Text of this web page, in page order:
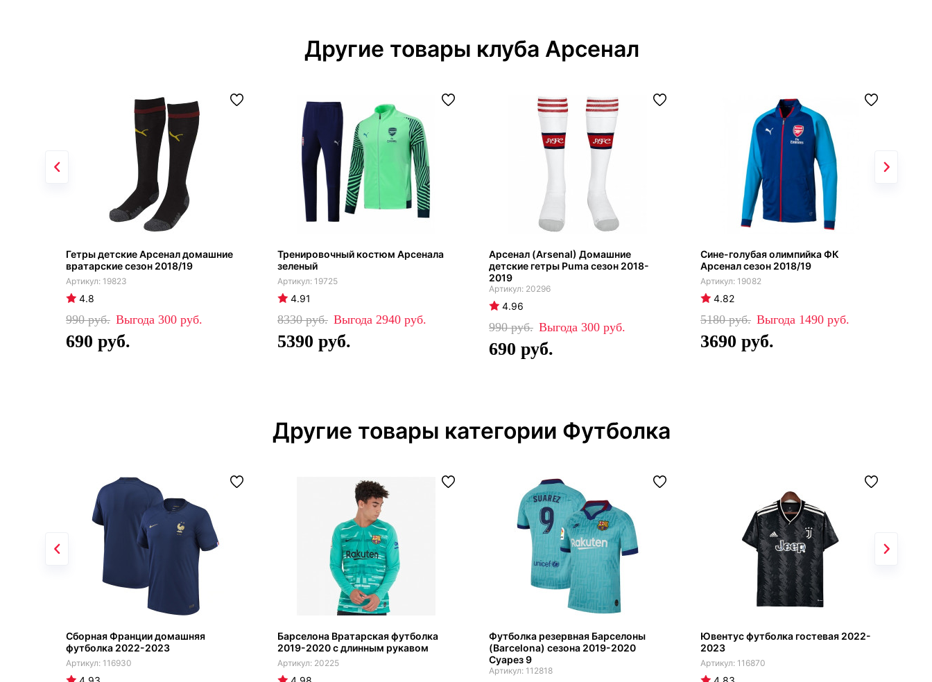
Другие товары клуба Арсенал
Гетры детские Арсенал домашние
вратарские сезон 2018/19
19823
4.8
990 300
690
Тренировочный костюм Арсенала
зеленый
19725
4.91
8330 2940
5390
Арсенал (Arsenal) Домашние
детские гетры Puma сезон 2018-
2019
20296
4.96
990 300
690
Сине-голубая олимпийка ФК
Арсенал сезон 2018/19
19082
4.82
5180 1490
3690
Другие товары категории Футболка
Сборная Франции домашняя
футболка 2022-2023
116930
Барселона Вратарская футболка
2019-2020 с длинным рукавом
20225
Футболка резервная Барселоны
(Barcelona) сезона 2019-2020
Суарез 9
112818
Ювентус футболка гостевая 2022-
2023
116870